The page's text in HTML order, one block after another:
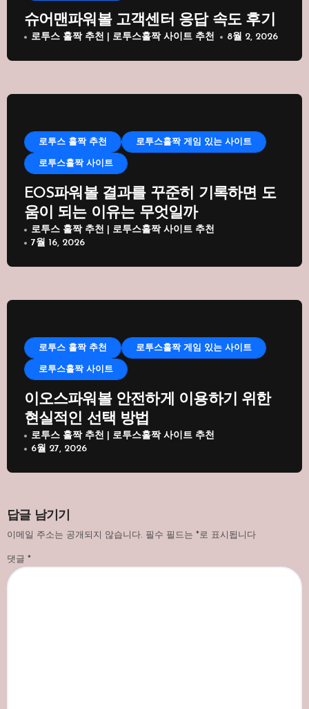
슈어맨파워볼 고객센터 응답 속도 후기
로투스 홀짝 추천 | 로투스홀짝 사이트 추천 8월 2, 2026
로투스 홀짝 추천 로투스홀짝 게임 있는 사이트
로투스홀짝 사이트
EOS파워볼 결과를 꾸준히 기록하면 도
움이 되는 이유는 무엇일까
로투스 홀짝 추천 | 로투스홀짝 사이트 추천
7월 16, 2026
로투스 홀짝 추천 로투스홀짝 게임 있는 사이트
로투스홀짝 사이트
이오스파워볼 안전하게 이용하기 위한
현실적인 선택 방법
로투스 홀짝 추천 | 로투스홀짝 사이트 추천
6월 27, 2026
답글 남기기
이메일 주소는 공개되지 않습니다. 필수 필드는 *로 표시됩니다
댓글 *